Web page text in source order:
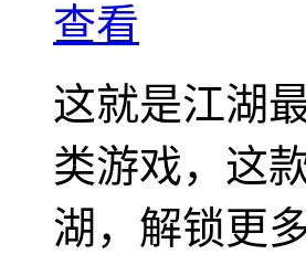
查看
这就是江湖
类游戏，这
湖，解锁更